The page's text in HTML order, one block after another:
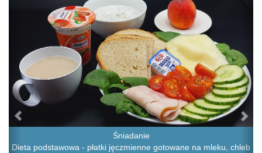
Śniadanie
Dieta podstawowa - płatki jęczmienne gotowane na mleku, chleb